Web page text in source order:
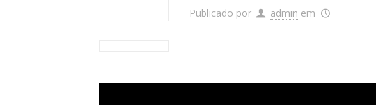
Publicado por admin em